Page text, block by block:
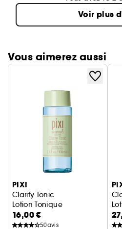
Voir plus
Vous aimerez aussi
Ignorer le carrousel produits
PIXI
Clarity Tonic
Lotion Tonique
16,00 €
50avis